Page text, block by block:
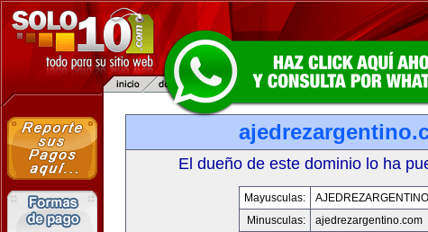
El dueño de este dominio lo ha
Mayusculas:
Minusculas:
ajedrezargentino.com